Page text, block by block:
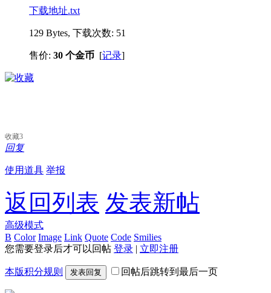
下载地址.txt
129 Bytes, 下载次数: 51
售价: 30 个金币 [记录]
收藏3
回复
使用道具 举报
返回列表 发表新帖
高级模式
B Color Image Link Quote Code Smilies
您需要登录后才可以回帖 登录 | 立即注册
本版积分规则 发表回复 回帖后跳转到最后一页